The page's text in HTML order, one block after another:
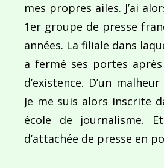
mes propres ailes. J’ai
1er groupe de presse
années. La filiale dans
a fermé ses portes
d’existence. D’un
Je me suis alors inscrite
école de journalisme.
d’attachée de presse en